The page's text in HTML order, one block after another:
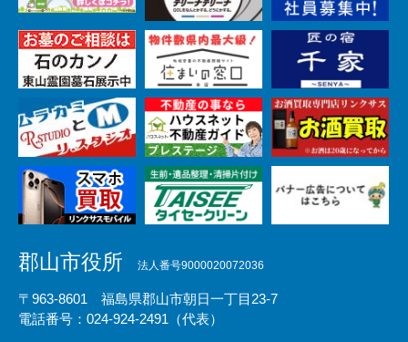
郡山市役所 法人番号9000020072036
〒963-8601 福島県郡山市朝日一丁目23-7
電話番号：024-924-2491（代表）